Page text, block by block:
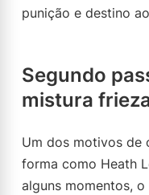
punição e destino
Segundo
mistura
Um dos motivos de
forma como Heath
alguns momentos,